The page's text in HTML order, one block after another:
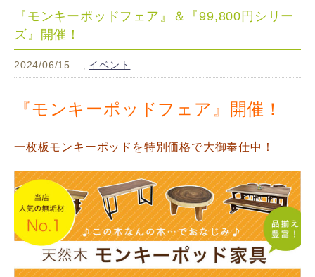
『モンキーポッドフェア』＆『99,800円シリー
ズ』開催！
2024/06/15 イベント
『モンキーポッドフェア』開催！
一枚板モンキーポッドを特別価格で大御奉仕中！